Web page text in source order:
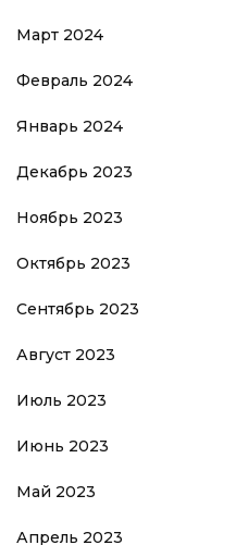
Март 2024
Февраль 2024
Январь 2024
Декабрь 2023
Ноябрь 2023
Октябрь 2023
Сентябрь 2023
Август 2023
Июль 2023
Июнь 2023
Май 2023
Апрель 2023